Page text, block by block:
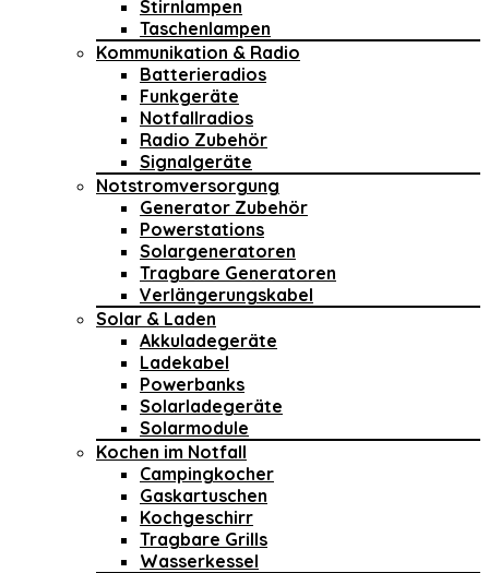
Stirnlampen
Taschenlampen
Kommunikation & Radio
Batterieradios
Funkgeräte
Notfallradios
Radio Zubehör
Signalgeräte
Notstromversorgung
Generator Zubehör
Powerstations
Solargeneratoren
Tragbare Generatoren
Verlängerungskabel
Solar & Laden
Akkuladegeräte
Ladekabel
Powerbanks
Solarladegeräte
Solarmodule
Kochen im Notfall
Campingkocher
Gaskartuschen
Kochgeschirr
Tragbare Grills
Wasserkessel